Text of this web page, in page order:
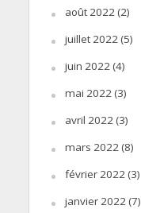
août 2022(2)
juillet 2022(5)
juin 2022(4)
mai 2022(3)
avril 2022(3)
mars 2022(8)
février 2022(3)
janvier 2022(7)